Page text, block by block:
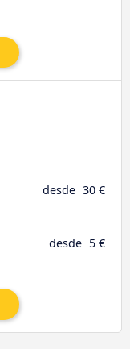
desde 30 €
desde 5 €